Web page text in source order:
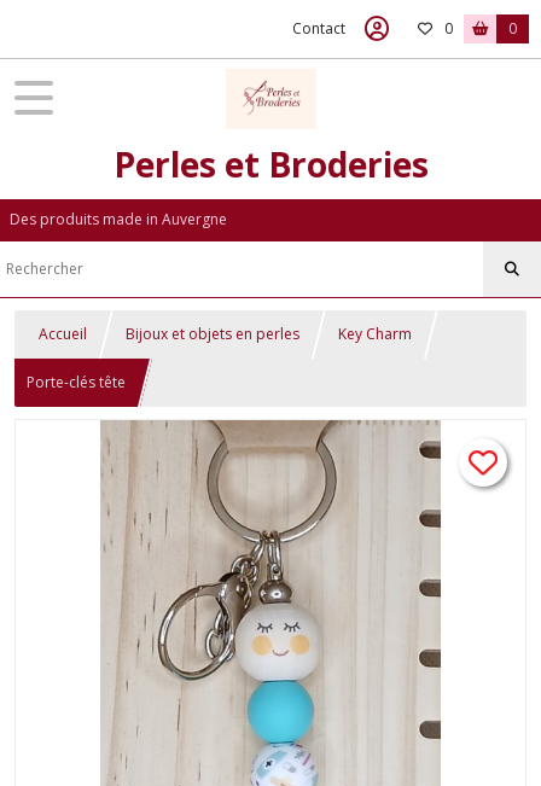
Contact 0 0
Perles et Broderies
Des produits made in Auvergne
Accueil Bijoux et objets en perles Key Charm
Porte-clés tête